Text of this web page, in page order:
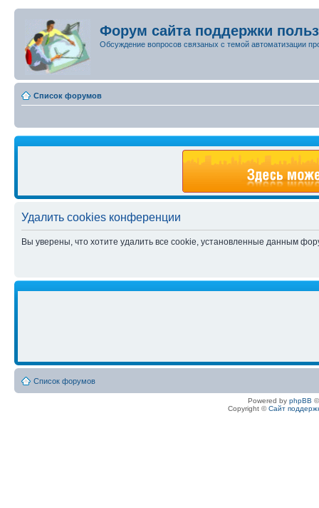
Форум сайта поддержки
Обсуждение вопросов связаных с темой автоматизации
Список форумов
Удалить cookies конференции
Вы уверены, что хотите удалить все cookie, установленные данным
Список форумов
Powered by phpBB
Copyright ©Сайт